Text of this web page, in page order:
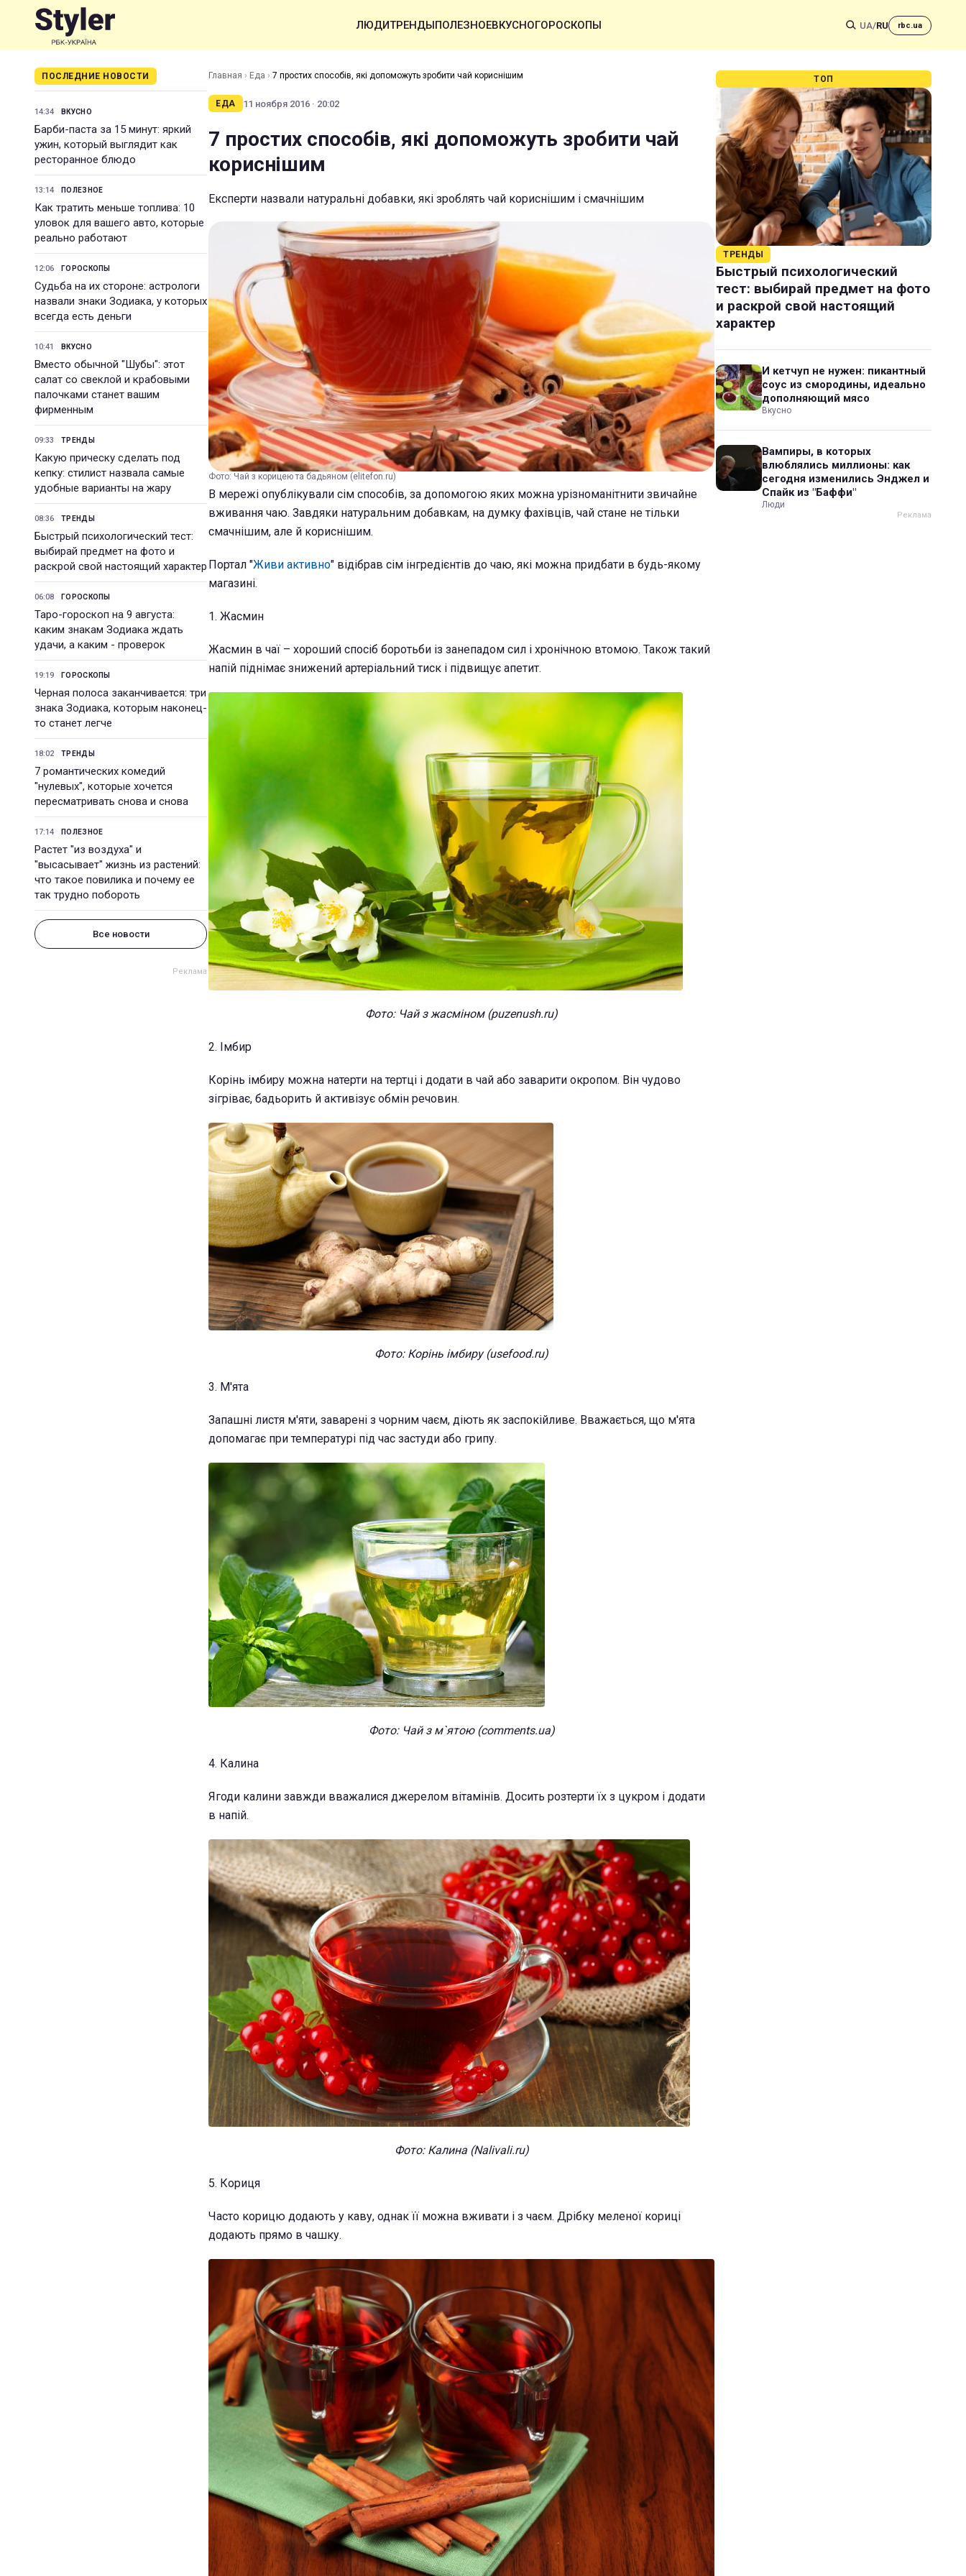
ЛЮДИТРЕНДЫПОЛЕЗНОЕВКУСНОГОРОСКОПЫ UA/RU rbc.ua
ПОСЛЕДНИЕ НОВОСТИ
14:34 ВКУСНО
Барби-паста за 15 минут: яркий
ужин, который выглядит как
ресторанное блюдо
13:14 ПОЛЕЗНОЕ
Как тратить меньше топлива: 10
уловок для вашего авто, которые
реально работают
12:06 ГОРОСКОПЫ
Судьба на их стороне: астрологи
назвали знаки Зодиака, у которых
всегда есть деньги
10:41 ВКУСНО
Вместо обычной "Шубы": этот
салат со свеклой и крабовыми
палочками станет вашим
фирменным
09:33 ТРЕНДЫ
Какую прическу сделать под
кепку: стилист назвала самые
удобные варианты на жару
08:36 ТРЕНДЫ
Быстрый психологический тест:
выбирай предмет на фото и
раскрой свой настоящий характер
06:08 ГОРОСКОПЫ
Таро-гороскоп на 9 августа:
каким знакам Зодиака ждать
удачи, а каким - проверок
19:19 ГОРОСКОПЫ
Черная полоса заканчивается: три
знака Зодиака, которым наконец-
то станет легче
18:02 ТРЕНДЫ
7 романтических комедий
"нулевых", которые хочется
пересматривать снова и снова
17:14 ПОЛЕЗНОЕ
Растет "из воздуха" и
"высасывает" жизнь из растений:
что такое повилика и почему ее
так трудно побороть
Все новости
Главная › Еда › 7 простих способів, які допоможуть зробити чай кориснішим
ЕДА 11 ноября 2016 · 20:02
7 простих способів, які допоможуть зробити чай
кориснішим
Експерти назвали натуральні добавки, які зроблять чай кориснішим і смачнішим
Фото: Чай з корицею та бадьяном (elitefon.ru)
В мережі опублікували сім способів, за допомогою яких можна урізноманітнити звичайне
вживання чаю. Завдяки натуральним добавкам, на думку фахівців, чай стане не тільки
смачнішим, але й кориснішим.
Портал "Живи активно" відібрав сім інгредієнтів до чаю, які можна придбати в будь-якому
магазині.
1. Жасмин
Жасмин в чаї – хороший спосіб боротьби із занепадом сил і хронічною втомою. Також такий
напій піднімає знижений артеріальний тиск і підвищує апетит.
Фото: Чай з жасміном (puzenush.ru)
2. Імбир
Корінь імбиру можна натерти на тертці і додати в чай або заварити окропом. Він чудово
зігріває, бадьорить й активізує обмін речовин.
Фото: Корінь імбиру (usefood.ru)
3. М'ята
Запашні листя м'яти, заварені з чорним чаєм, діють як заспокійливе. Вважається, що м'ята
допомагає при температурі під час застуди або грипу.
Фото: Чай з м`ятою (comments.ua)
4. Калина
Ягоди калини завжди вважалися джерелом вітамінів. Досить розтерти їх з цукром і додати
в напій.
Фото: Калина (Nalivali.ru)
5. Кориця
Часто корицю додають у каву, однак її можна вживати і з чаєм. Дрібку меленої кориці
додають прямо в чашку.
ТОП
ТРЕНДЫ
Быстрый психологический
тест: выбирай предмет на фото
и раскрой свой настоящий
характер
И кетчуп не нужен: пикантный
соус из смородины, идеально
дополняющий мясо
Вкусно
Вампиры, в которых
влюблялись миллионы: как
сегодня изменились Энджел и
Спайк из "Баффи"
Люди